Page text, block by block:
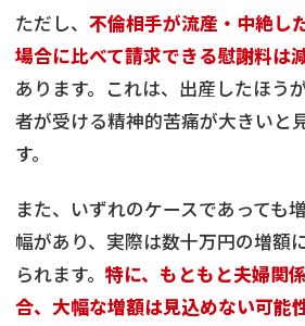
ただし、 不倫相手が流産・中絶し
場合に比べて請求できる慰謝料は
あります。これは、出産したほう
者が受ける精神的苦痛が大きいと
す。
また、いずれのケースであっても
幅があり、実際は数十万円の増額
られます。 特に、もともと夫婦関
合、大幅な増額は見込めない可能